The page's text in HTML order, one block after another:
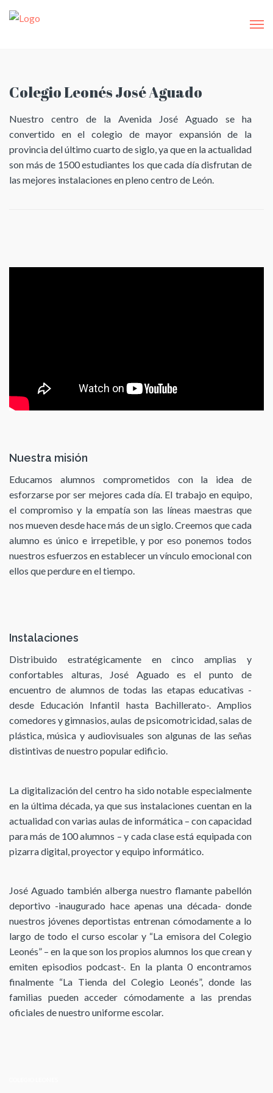
Colegio Leonés José Aguado
Nuestro centro de la Avenida José Aguado se ha
convertido en el colegio de mayor expansión de la
provincia del último cuarto de siglo, ya que en la actualidad
son más de 1500 estudiantes los que cada día disfrutan de
las mejores instalaciones en pleno centro de León.
Nuestra misión
Educamos alumnos comprometidos con la idea de
esforzarse por ser mejores cada día. El trabajo en equipo,
el compromiso y la empatía son las líneas maestras que
nos mueven desde hace más de un siglo. Creemos que cada
alumno es único e irrepetible, y por eso ponemos todos
nuestros esfuerzos en establecer un vínculo emocional con
ellos que perdure en el tiempo.
Instalaciones
Distribuido estratégicamente en cinco amplias y
confortables alturas, José Aguado es el punto de
encuentro de alumnos de todas las etapas educativas -
desde Educación Infantil hasta Bachillerato-. Amplios
comedores y gimnasios, aulas de psicomotricidad, salas de
plástica, música y audiovisuales son algunas de las señas
distintivas de nuestro popular edificio.
La digitalización del centro ha sido notable especialmente
en la última década, ya que sus instalaciones cuentan en la
actualidad con varias aulas de informática – con capacidad
para más de 100 alumnos – y cada clase está equipada con
pizarra digital, proyector y equipo informático.
José Aguado también alberga nuestro flamante pabellón
deportivo -inaugurado hace apenas una década- donde
nuestros jóvenes deportistas entrenan cómodamente a lo
largo de todo el curso escolar y “La emisora del Colegio
Leonés” – en la que son los propios alumnos los que crean y
emiten episodios podcast-. En la planta 0 encontramos
finalmente “La Tienda del Colegio Leonés”, donde las
familias pueden acceder cómodamente a las prendas
oficiales de nuestro uniforme escolar.